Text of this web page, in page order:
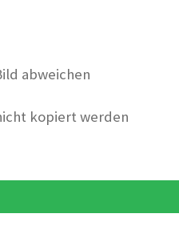
abweichen
kopiert werden